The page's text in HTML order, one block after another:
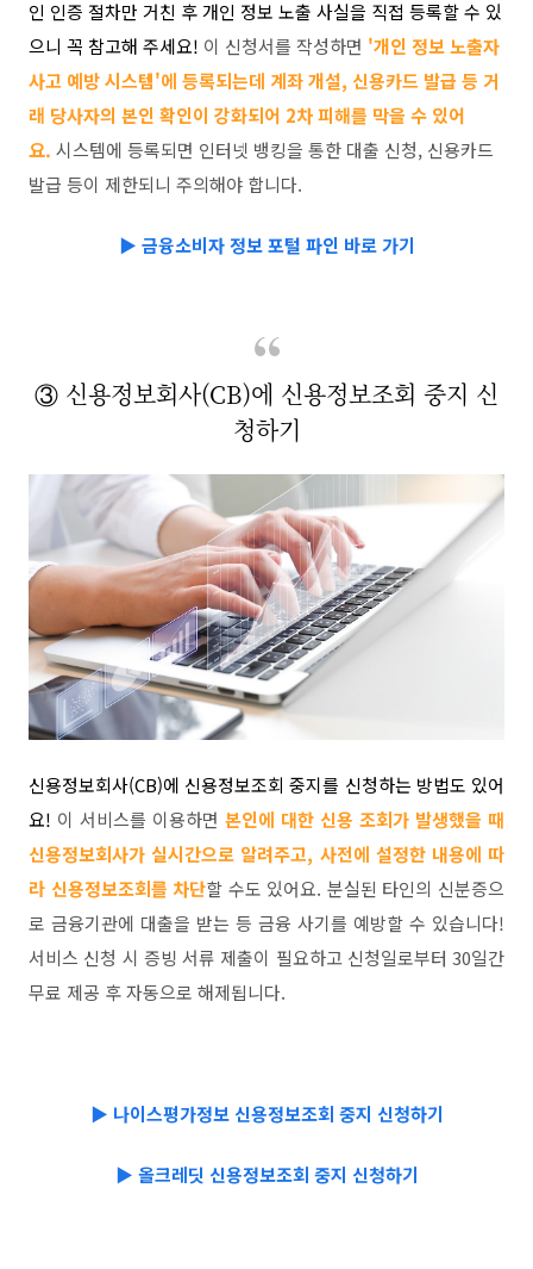
인 인증 절차만 거친 후 개인 정보 노출 사실을 직접 등록할 수 있
으니 꼭 참고해 주세요! 이 신청서를 작성하면 '개인 정보 노출자
사고 예방 시스템'에 등록되는데 계좌 개설, 신용카드 발급 등 거
래 당사자의 본인 확인이 강화되어 2차 피해를 막을 수 있어
요. 시스템에 등록되면 인터넷 뱅킹을 통한 대출 신청, 신용카드
발급 등이 제한되니 주의해야 합니다.
▶ 금융소비자 정보 포털 파인 바로 가기
③ 신용정보회사(CB)에 신용정보조회 중지 신
청하기
신용정보회사(CB)에 신용정보조회 중지를 신청하는 방법도 있어
요! 이 서비스를 이용하면 본인에 대한 신용 조회가 발생했을 때
신용정보회사가 실시간으로 알려주고, 사전에 설정한 내용에 따
라 신용정보조회를 차단할 수도 있어요. 분실된 타인의 신분증으
로 금융기관에 대출을 받는 등 금융 사기를 예방할 수 있습니다!
서비스 신청 시 증빙 서류 제출이 필요하고 신청일로부터 30일간
무료 제공 후 자동으로 해제됩니다.
▶ 나이스평가정보 신용정보조회 중지 신청하기
▶ 올크레딧 신용정보조회 중지 신청하기